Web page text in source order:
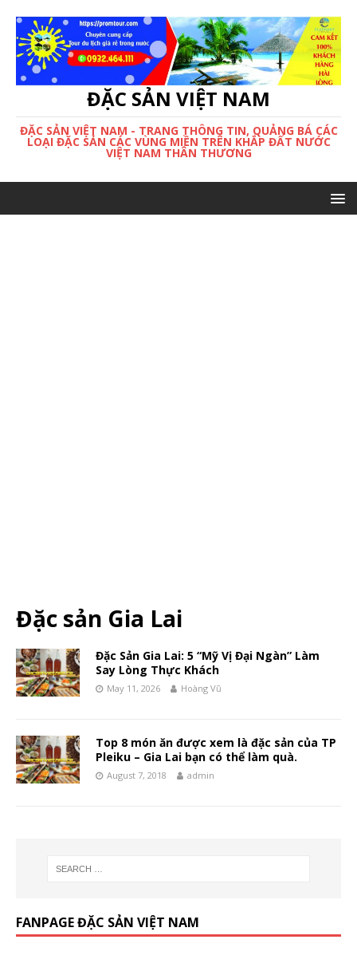
ĐẶC SẢN VIỆT NAM
ĐẶC SẢN VIỆT NAM - TRANG THÔNG TIN, QUẢNG BÁ CÁC
LOẠI ĐẶC SẢN CÁC VÙNG MIỀN TRÊN KHẮP ĐẤT NƯỚC
VIỆT NAM THÂN THƯƠNG
Đặc sản Gia Lai
Đặc Sản Gia Lai: 5 “Mỹ Vị Đại Ngàn” Làm
Say Lòng Thực Khách
May 11, 2026 Hoàng Vũ
Top 8 món ăn được xem là đặc sản của TP
Pleiku – Gia Lai bạn có thể làm quà.
August 7, 2018 admin
FANPAGE ĐẶC SẢN VIỆT NAM